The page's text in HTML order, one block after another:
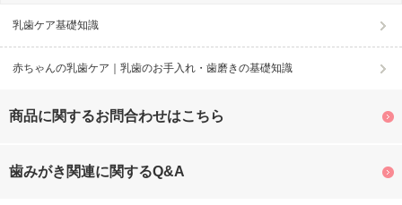
乳歯ケア基礎知識
赤ちゃんの乳歯ケア｜乳歯のお手入れ・歯磨きの基礎知識
商品に関するお問合わせはこちら
歯みがき関連に関するQ&A